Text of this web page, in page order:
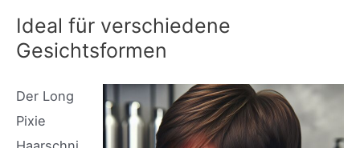
Ideal für verschiedene
Gesichtsformen
Der Long
Pixie